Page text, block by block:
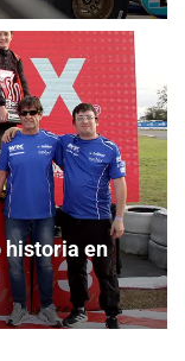
historia en